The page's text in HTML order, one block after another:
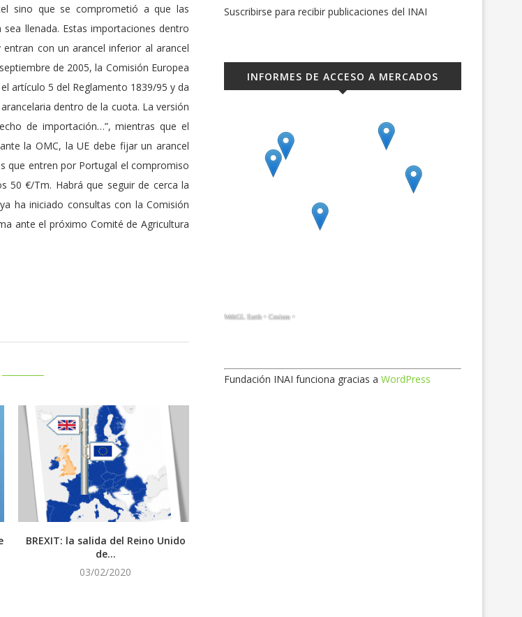
sino que se comprometió a que las
llenada. Estas importaciones dentro
con un arancel inferior al arancel
de 2005, la Comisión Europea
artículo 5 del Reglamento 1839/95 y da
dentro de la cuota. La versión
de importación…”, mientras que el
la OMC, la UE debe fijar un arancel
que entren por Portugal el compromiso
50 €/Tm. Habrá que seguir de cerca la
ha iniciado consultas con la Comisión
ante el próximo Comité de Agricultura
BREXIT: la salida del Reino Unido
de...
03/02/2020
Suscribirse para recibir publicaciones del INAI
INFORMES DE ACCESO A MERCADOS
Fundación INAI funciona gracias a WordPress